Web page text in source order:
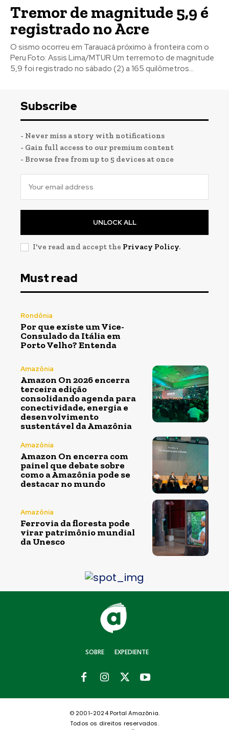
Tremor de magnitude 5,9 é
registrado no Acre
O sismo ocorreu em Tarauacá próximo à fronteira com o
Peru Foto: Assis Lima/MTUR Um terremoto de magnitude
5,9 foi registrado no sábado (2) a 165 quilômetros...
Subscribe
- Never miss a story with notifications
- Gain full access to our premium content
- Browse free from up to 5 devices at once
UNLOCK ALL
I've read and accept the Privacy Policy.
Must read
Rondônia
Por que existe um Vice-
Consulado da Itália em
Porto Velho? Entenda
Amazônia
Amazon On 2026 encerra
terceira edição
consolidando agenda para
conectividade, energia e
desenvolvimento
sustentável da Amazônia
Amazônia
Amazon On encerra com
painel que debate sobre
como a Amazônia pode se
destacar no mundo
Amazônia
Ferrovia da floresta pode
virar patrimônio mundial
da Unesco
SOBRE EXPEDIENTE
© 2001-2024 Portal Amazônia.
Todos os direitos reservados.